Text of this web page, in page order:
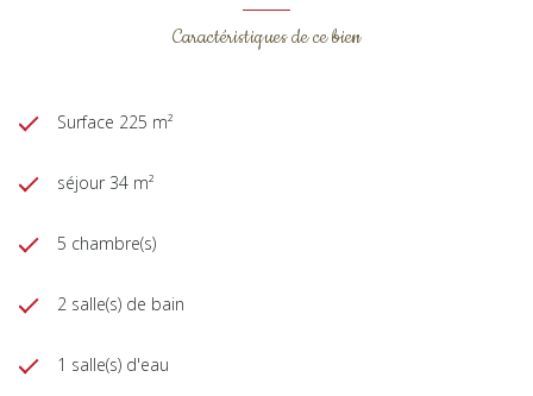
Caractéristiques de ce bien
Surface 225 m²
séjour 34 m²
5 chambre(s)
2 salle(s) de bain
1 salle(s) d'eau